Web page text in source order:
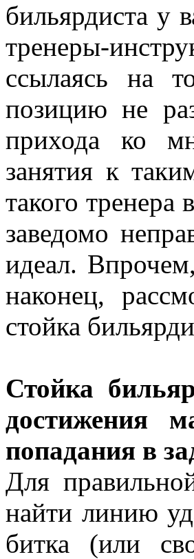
бильярдиста у
тренеры-
ссылаясь на
позицию не
прихода ко
занятия к
такого
заведомо
идеал.
наконец,
стойка
Стойка
достижения
попадания в
Для
найти линию
битка (или